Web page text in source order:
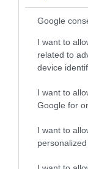
Google
I want to
related to
device
I want to
Google for
I want to
personalized